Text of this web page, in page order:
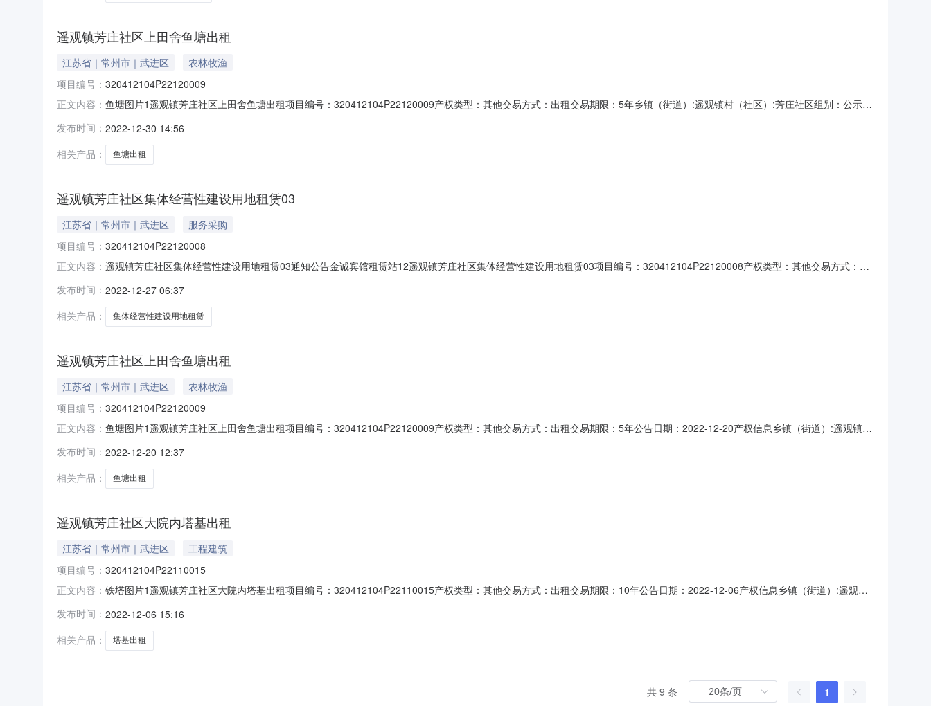
遥观镇芳庄社区上田舍鱼塘出租
江苏省｜常州市｜武进区
农林牧渔
项目编号： 320412104P22120009
正文内容： 鱼塘图片1遥观镇芳庄社区上田舍鱼塘出租项目编号：320412104P22120009产权类型：其他交易方式：出租交易期限：5年乡镇（街道）:遥观镇村（社区）:芳庄社区组别：公示日
塘出租，坐落于芳庄社区上田舍，出租面积25亩，年租金30000元，租期五年，先付后用。承包权人：经营权人：权证名称：权属类型：集体是否存在其他权利人：否他项权利人：
项
发布时间： 2022-12-30 14:56
相关产品：
鱼塘出租
遥观镇芳庄社区集体经营性建设用地租赁03
江苏省｜常州市｜武进区
服务采购
项目编号： 320412104P22120008
正文内容： 遥观镇芳庄社区集体经营性建设用地租赁03通知公告金诚宾馆租赁站12遥观镇芳庄社区集体经营性建设用地租赁03项目编号：320412104P22120008产权类型：其他交易方式：出
权证编号：权证年限：是否续租：是项目描述：遥观镇芳庄社区集体经营性建设用地租赁03,坐落于遥观镇芳庄社区，面积2759.6平方米，出租面积2759.6平方米，分
发布时间： 2022-12-27 06:37
相关产品：
集体经营性建设用地租赁
遥观镇芳庄社区上田舍鱼塘出租
江苏省｜常州市｜武进区
农林牧渔
项目编号： 320412104P22120009
正文内容： 鱼塘图片1遥观镇芳庄社区上田舍鱼塘出租项目编号：320412104P22120009产权类型：其他交易方式：出租交易期限：5年公告日期：2022-12-20产权信息乡镇（街道）:遥观镇村
塘出租，坐落于芳庄社区上田舍，出租面积25亩，年租金30000元，租期五年，先付后用。承包权人：经营权人：权证名称：权属类型：集体是否存在其他权利人：否他项权利人：
项
发布时间： 2022-12-20 12:37
相关产品：
鱼塘出租
遥观镇芳庄社区大院内塔基出租
江苏省｜常州市｜武进区
工程建筑
项目编号： 320412104P22110015
正文内容： 铁塔图片1遥观镇芳庄社区大院内塔基出租项目编号：320412104P22110015产权类型：其他交易方式：出租交易期限：10年公告日期：2022-12-06产权信息乡镇（街道）:遥观镇
塔基出租，坐落在遥观镇芳庄社区大院内，土地资源面积25平方，出租面积25平方，分1个标段出租，规定用途为自主使用，交易方式为公开协商，租期十年，年租金为15000元/
发布时间： 2022-12-06 15:16
相关产品：
塔基出租
共 9 条 1